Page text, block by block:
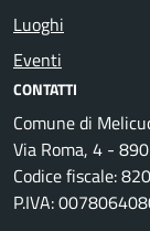
Luoghi
Eventi
CONTATTI
Comune di
Via Roma, 4 -
Codice fiscale:
P.IVA: